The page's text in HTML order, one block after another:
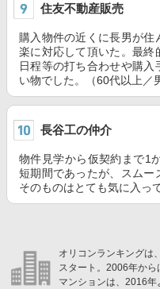
住友不動産販売
購入物件の近くに長男が
楽に対応して頂いた。最終
日程等の打ち合わせや購
い物でした。（60代以上／
長谷工の仲介
物件見学から仮契約まで1
短期間であったが、スムー
そのものはとても気に入っ
オリコンランキングは
スタート。2006年から
マンションは、2016年